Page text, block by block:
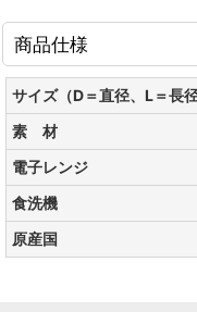
商品仕様
サイズ（D＝直径、L＝長
素 材
電子レンジ
食洗機
原産国